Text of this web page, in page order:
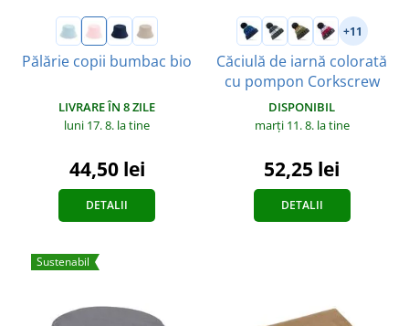
Pălărie copii bumbac bio
LIVRARE ÎN 8 ZILE
luni 17. 8. la tine
44,50 lei
DETALII
+11
Căciulă de iarnă colorată
cu pompon Corkscrew
DISPONIBIL
marți 11. 8. la tine
52,25 lei
DETALII
Sustenabil